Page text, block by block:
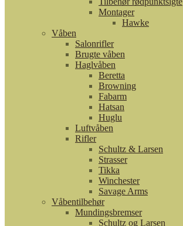
Montager
Hawke
Våben
Salonrifler
Brugte våben
Haglvåben
Beretta
Browning
Fabarm
Hatsan
Huglu
Luftvåben
Rifler
Schultz & Larsen
Strasser
Tikka
Winchester
Savage Arms
Våbentilbehør
Mundingsbremser
Schultz og Larsen